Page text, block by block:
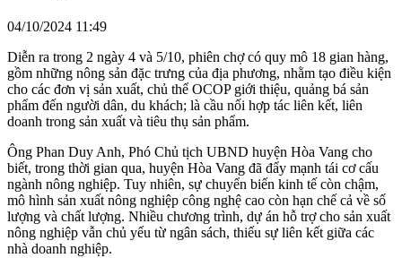
04/10/2024 11:49
Diễn ra trong 2 ngày 4 và 5/10, phiên chợ có quy mô 18 gian hàng,
gồm những nông sản đặc trưng của địa phương, nhằm tạo điều kiện
cho các đơn vị sản xuất, chủ thể OCOP giới thiệu, quảng bá sản
phẩm đến người dân, du khách; là cầu nối hợp tác liên kết, liên
doanh trong sản xuất và tiêu thụ sản phẩm.
Ông Phan Duy Anh, Phó Chủ tịch UBND huyện Hòa Vang cho
biết, trong thời gian qua, huyện Hòa Vang đã đẩy mạnh tái cơ cấu
ngành nông nghiệp. Tuy nhiên, sự chuyển biến kinh tế còn chậm,
mô hình sản xuất nông nghiệp công nghệ cao còn hạn chế cả về số
lượng và chất lượng. Nhiều chương trình, dự án hỗ trợ cho sản xuất
nông nghiệp vẫn chủ yếu từ ngân sách, thiếu sự liên kết giữa các
nhà doanh nghiệp.